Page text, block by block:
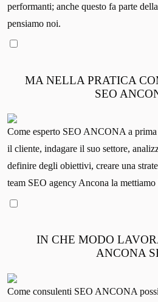
performanti; anche questo fa parte
pensiamo noi.
MA NELLA PRATICA
SEO
Come esperto SEO ANCONA a prima
il cliente, indagare il suo settore,
definire degli obiettivi, creare una
team SEO agency Ancona la mettiamo
IN CHE MODO
ANCONA
Come consulenti SEO ANCONA